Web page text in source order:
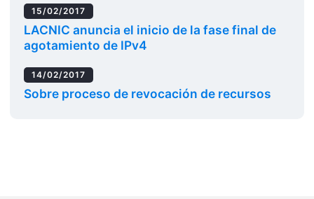
15/02/2017
LACNIC anuncia el inicio de la fase final de
agotamiento de IPv4
14/02/2017
Sobre proceso de revocación de recursos